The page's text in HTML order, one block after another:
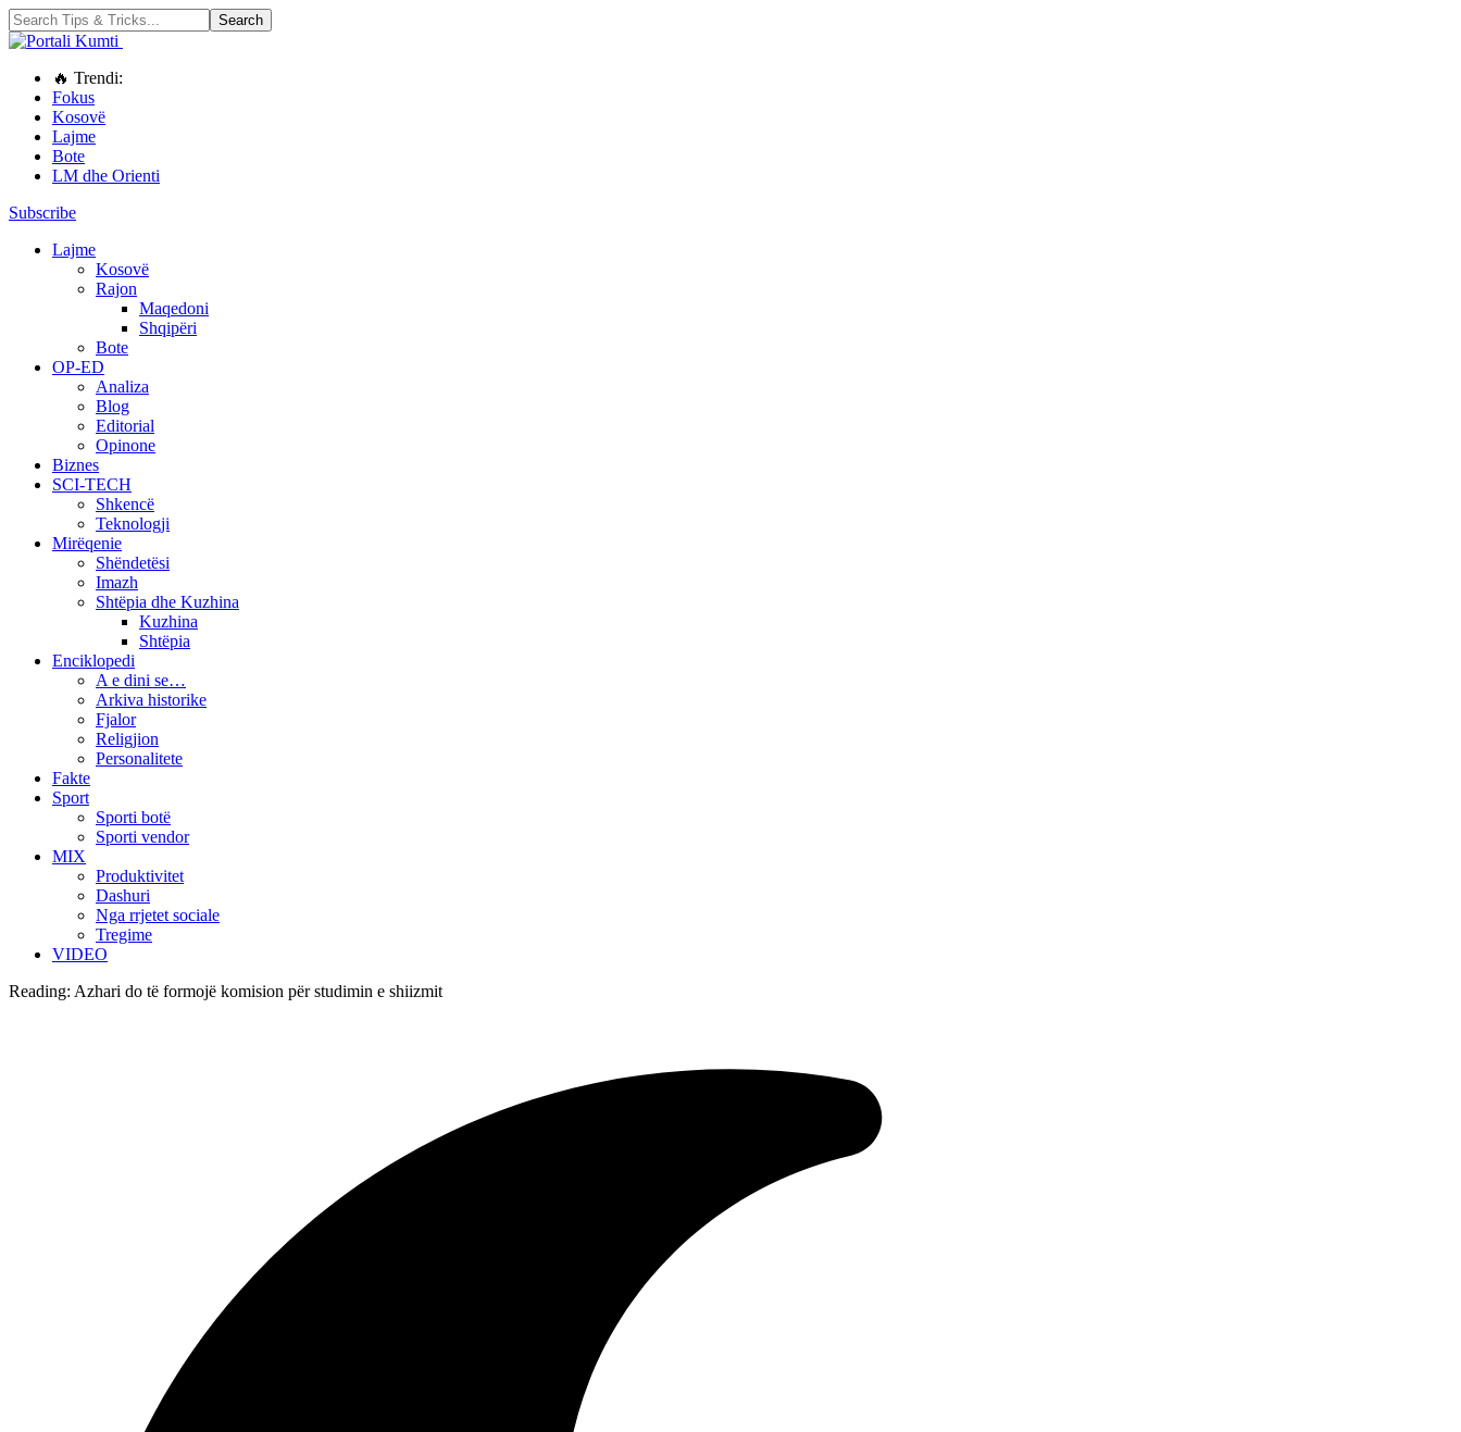
🔥 Trendi:
Fokus
Kosovë
Lajme
Bote
LM dhe Orienti
Subscribe
Lajme
Kosovë
Rajon
Maqedoni
Shqipëri
Bote
OP-ED
Analiza
Blog
Editorial
Opinone
Biznes
SCI-TECH
Shkencë
Teknologji
Mirëqenie
Shëndetësi
Imazh
Shtëpia dhe Kuzhina
Kuzhina
Shtëpia
Enciklopedi
A e dini se…
Arkiva historike
Fjalor
Religjion
Personalitete
Fakte
Sport
Sporti botë
Sporti vendor
MIX
Produktivitet
Dashuri
Nga rrjetet sociale
Tregime
VIDEO
Reading: Azhari do të formojë komision për studimin e shiizmit